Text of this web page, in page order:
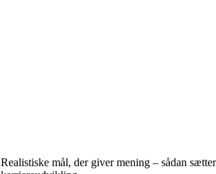
Realistiske mål, der giver mening – sådan